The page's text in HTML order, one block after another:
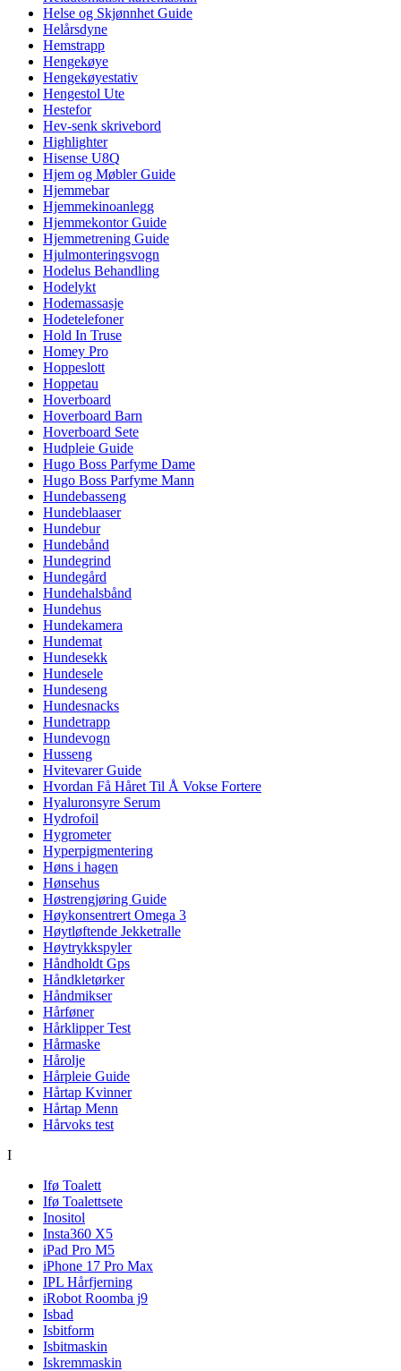
Helse og Skjønnhet Guide
Helårsdyne
Hemstrapp
Hengekøye
Hengekøyestativ
Hengestol Ute
Hestefor
Hev-senk skrivebord
Highlighter
Hisense U8Q
Hjem og Møbler Guide
Hjemmebar
Hjemmekinoanlegg
Hjemmekontor Guide
Hjemmetrening Guide
Hjulmonteringsvogn
Hodelus Behandling
Hodelykt
Hodemassasje
Hodetelefoner
Hold In Truse
Homey Pro
Hoppeslott
Hoppetau
Hoverboard
Hoverboard Barn
Hoverboard Sete
Hudpleie Guide
Hugo Boss Parfyme Dame
Hugo Boss Parfyme Mann
Hundebasseng
Hundeblaaser
Hundebur
Hundebånd
Hundegrind
Hundegård
Hundehalsbånd
Hundehus
Hundekamera
Hundemat
Hundesekk
Hundesele
Hundeseng
Hundesnacks
Hundetrapp
Hundevogn
Husseng
Hvitevarer Guide
Hvordan Få Håret Til Å Vokse Fortere
Hyaluronsyre Serum
Hydrofoil
Hygrometer
Hyperpigmentering
Høns i hagen
Hønsehus
Høstrengjøring Guide
Høykonsentrert Omega 3
Høytløftende Jekketralle
Høytrykkspyler
Håndholdt Gps
Håndkletørker
Håndmikser
Hårføner
Hårklipper Test
Hårmaske
Hårolje
Hårpleie Guide
Hårtap Kvinner
Hårtap Menn
Hårvoks test
I
Ifø Toalett
Ifø Toalettsete
Inositol
Insta360 X5
iPad Pro M5
iPhone 17 Pro Max
IPL Hårfjerning
iRobot Roomba j9
Isbad
Isbitform
Isbitmaskin
Iskremmaskin